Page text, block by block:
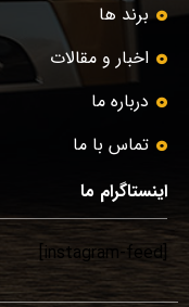
برند ها
اخبار و مقالات
درباره ما
تماس با ما
اینستاگرام ما
[instagram-feed]